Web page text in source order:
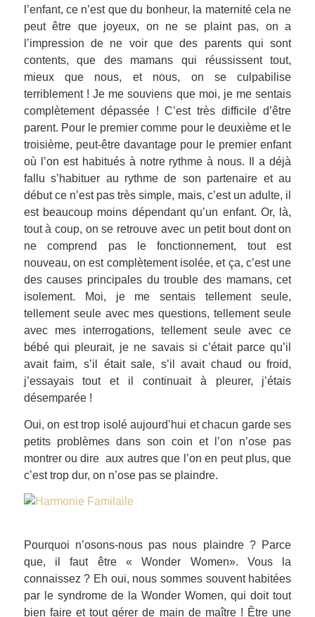
l’enfant, ce n’est que du bonheur, la maternité cela ne
peut être que joyeux, on ne se plaint pas, on a
l’impression de ne voir que des parents qui sont
contents, que des mamans qui réussissent tout,
mieux que nous, et nous, on se culpabilise
terriblement ! Je me souviens que moi, je me sentais
complètement dépassée ! C’est très difficile d’être
parent. Pour le premier comme pour le deuxième et le
troisième, peut-être davantage pour le premier enfant
où l’on est habitués à notre rythme à nous. Il a déjà
fallu s’habituer au rythme de son partenaire et au
début ce n’est pas très simple, mais, c’est un adulte, il
est beaucoup moins dépendant qu’un enfant. Or, là,
tout à coup, on se retrouve avec un petit bout dont on
ne comprend pas le fonctionnement, tout est
nouveau, on est complètement isolée, et ça, c’est une
des causes principales du trouble des mamans, cet
isolement. Moi, je me sentais tellement seule,
tellement seule avec mes questions, tellement seule
avec mes interrogations, tellement seule avec ce
bébé qui pleurait, je ne savais si c’était parce qu’il
avait faim, s’il était sale, s’il avait chaud ou froid,
j’essayais tout et il continuait à pleurer, j’étais
désemparée !
Oui, on est trop isolé aujourd’hui et chacun garde ses
petits problèmes dans son coin et l’on n’ose pas
montrer ou dire aux autres que l’on en peut plus, que
c’est trop dur, on n’ose pas se plaindre.
Pourquoi n’osons-nous pas nous plaindre ? Parce
que, il faut être «Wonder Women». Vous la
connaissez ? Eh oui, nous sommes souvent habitées
par le syndrome de la Wonder Women, qui doit tout
bien faire et tout gérer de main de maître ! Être une